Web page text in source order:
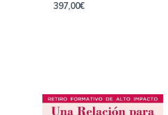
397,00€